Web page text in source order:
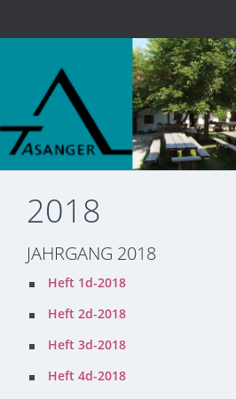
2018
JAHRGANG 2018
Heft 1d-2018
Heft 2d-2018
Heft 3d-2018
Heft 4d-2018